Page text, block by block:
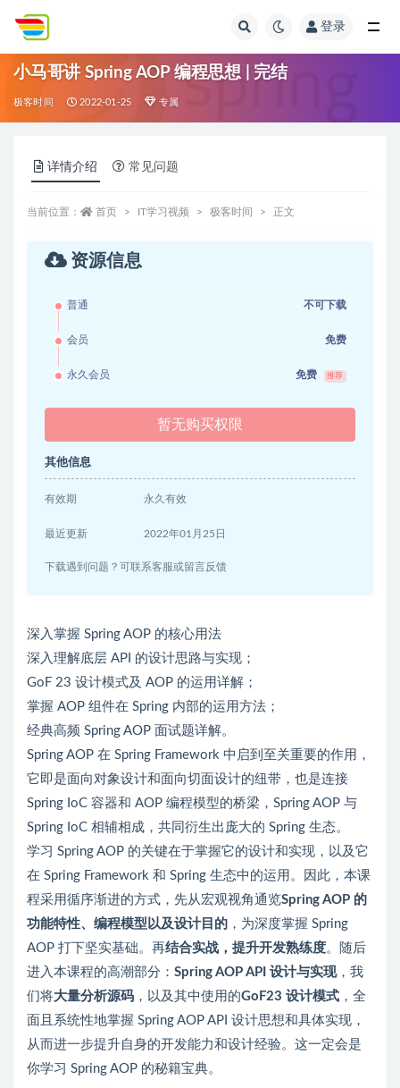
登录
小马哥讲 Spring AOP 编程思想 | 完结
极客时间 2022-01-25 专属
详情介绍 常见问题
当前位置： 首页 IT学习视频 极客时间 正文
资源信息
普通 不可下载
会员 免费
永久会员 免费 推荐
暂无购买权限
其他信息
有效期 永久有效
最近更新 2022年01月25日
下载遇到问题？可联系客服或留言反馈
深入掌握 Spring AOP 的核心用法
深入理解底层 API 的设计思路与实现；
GoF 23 设计模式及 AOP 的运用详解；
掌握 AOP 组件在 Spring 内部的运用方法；
经典高频 Spring AOP 面试题详解。
Spring AOP 在 Spring Framework 中启到至关重要的作用，
它即是面向对象设计和面向切面设计的纽带，也是连接
Spring IoC 容器和 AOP 编程模型的桥梁，Spring AOP 与
Spring IoC 相辅相成，共同衍生出庞大的 Spring 生态。
学习 Spring AOP 的关键在于掌握它的设计和实现，以及它
在 Spring Framework 和 Spring 生态中的运用。因此，本课
程采用循序渐进的方式，先从宏观视角通览Spring AOP 的
功能特性、编程模型以及设计目的 ，为深度掌握 Spring
AOP 打下坚实基础。再结合实战，提升开发熟练度。随后
进入本课程的高潮部分： Spring AOP API 设计与实现，我
们将大量分析源码 ，以及其中使用的GoF23 设计模式 ，全
面且系统性地掌握 Spring AOP API 设计思想和具体实现，
从而进一步提升自身的开发能力和设计经验。这一定会是
你学习 Spring AOP 的秘籍宝典。